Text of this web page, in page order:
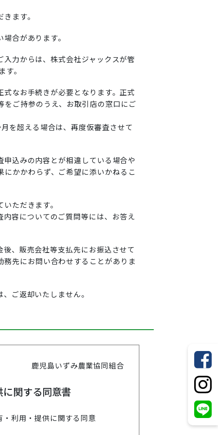
ます。
合があります。
力からは、株式会社ジャックスが管
。
なお手続きが必要となります。正式
をご持参のうえ、お取引店の窓口にご
を超える場合は、再度仮審査させて
込みの内容とが相違している場合や
かかわらず、ご希望に添いかねるこ
ただきます。
容についてのご質問等には、お答え
、販売会社等支払先にお振込させて
先にお問い合わせすることがありま
ご返却いたしません。
鹿児島いずみ農業協同組合
関する同意書
利用・提供に関する同意